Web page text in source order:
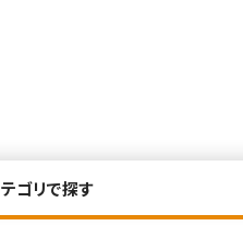
ゴリで探す